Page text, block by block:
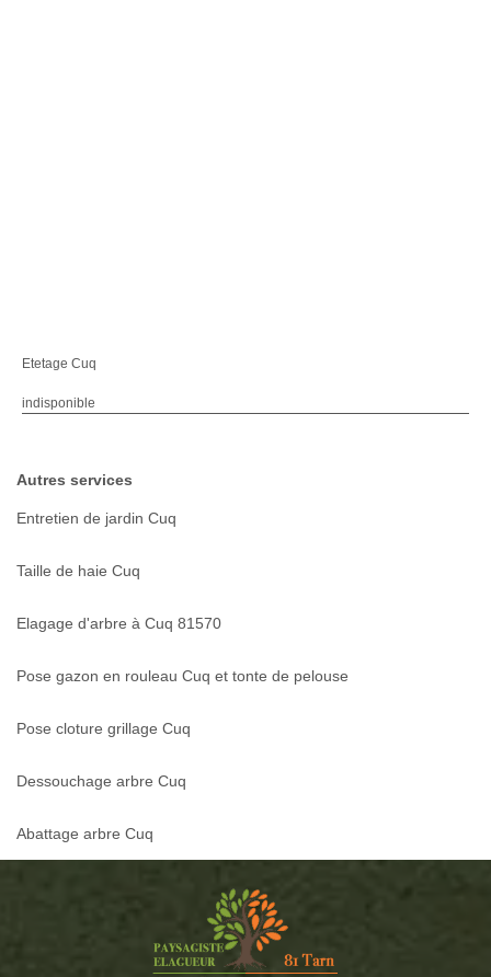
Etetage Cuq
indisponible
Autres services
Entretien de jardin Cuq
Taille de haie Cuq
Elagage d'arbre à Cuq 81570
Pose gazon en rouleau Cuq et tonte de pelouse
Pose cloture grillage Cuq
Dessouchage arbre Cuq
Abattage arbre Cuq